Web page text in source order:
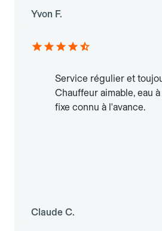
Yvon F.
Service régulier et
Chauffeur aimable, eau
fixe connu à l'avance.
Claude C.